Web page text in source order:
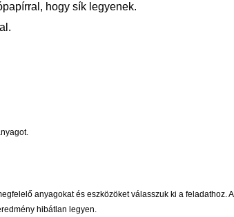
hogy sík legyenek.
anyagokat és eszközöket válasszuk ki a feladathoz. A
hibátlan legyen.